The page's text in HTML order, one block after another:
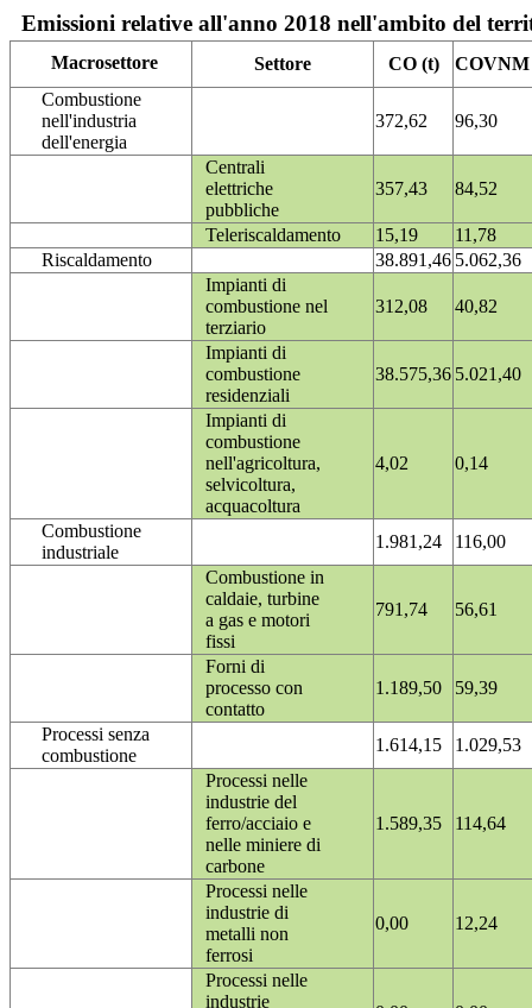
Emissioni relative all'anno 2018 nell'ambito del
Macrosettore Settore CO (t)
COVNM
Combustione
nell'industria
dell'energia
372,62 96,30
Centrali
elettriche
pubbliche
357,43 84,52
Teleriscaldamento 15,19
11,78
Riscaldamento
38.891,46 5.062,36
Impianti di
combustione nel
terziario
312,08 40,82
Impianti di
combustione
residenziali
38.575,36 5.021,40
Impianti di
combustione
nell'agricoltura,
selvicoltura,
acquacoltura
4,02 0,14
Combustione
industriale
1.981,24
116,00
Combustione in
caldaie, turbine
a gas e motori
fissi
791,74 56,61
Forni di
processo con
contatto
1.189,50 59,39
Processi senza
combustione
1.614,15
1.029,53
Processi nelle
industrie del
ferro/acciaio e
nelle miniere di
carbone
1.589,35 114,64
Processi nelle
industrie di
metalli non
ferrosi
0,00 12,24
Processi nelle
industrie